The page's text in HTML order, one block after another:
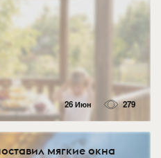
26 Июн 279
мягкие окна